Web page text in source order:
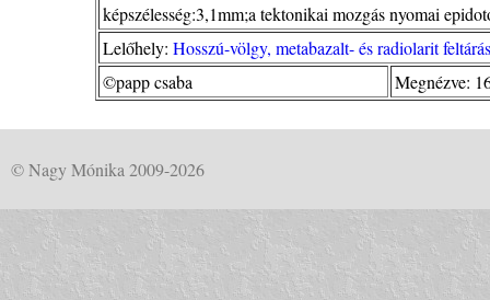
képszélesség:3,1mm;a tektonikai mozgás nyomai
Lelőhely: Hosszú-völgy, metabazalt- és radiolarit
©papp csaba
Megnézve:
© Nagy Mónika 2009-2026